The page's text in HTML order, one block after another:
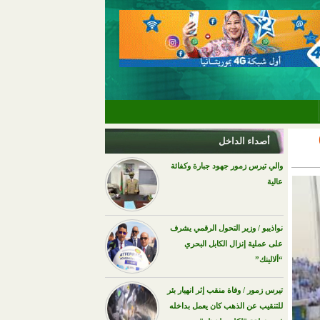
أصداء الداخل
والي تيرس زمور جهود جبارة وكفائة
عالية
نواذيبو / وزير التحول الرقمي يشرف
على عملية إنزال الكابل البحري
“ألالينك”
تيرس زمور / وفاة منقب إثر انهيار بئر
للتنقيب عن الذهب كان يعمل بداخله